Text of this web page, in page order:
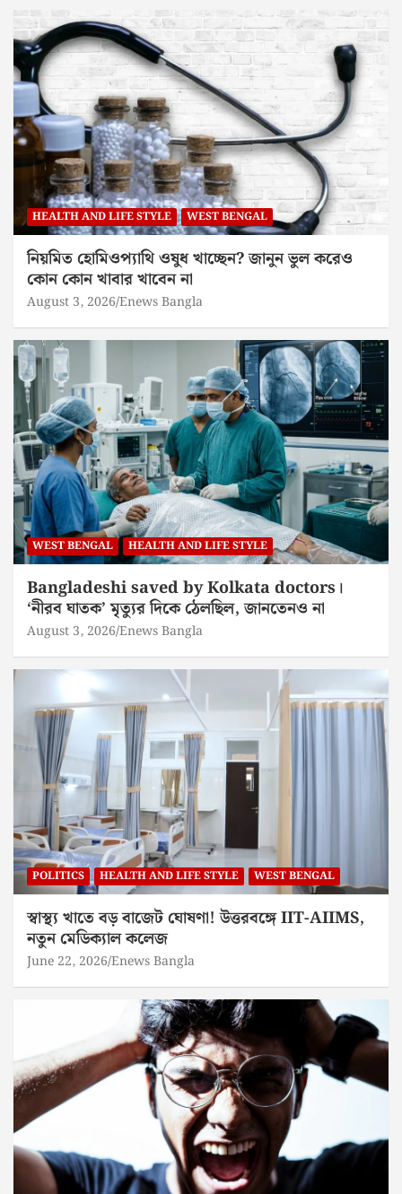
HEALTH AND LIFE STYLE WEST BENGAL
নিয়মিত হোমিওপ্যাথি ওষুধ খাচ্ছেন? জানুন ভুল করেও
কোন কোন খাবার খাবেন না
August 3, 2026 Enews Bangla
WEST BENGAL HEALTH AND LIFE STYLE
Bangladeshi saved by Kolkata doctors।
‘নীরব ঘাতক’ মৃত্যুর দিকে ঠেলছিল, জানতেনও না
August 3, 2026 Enews Bangla
POLITICS HEALTH AND LIFE STYLE WEST BENGAL
স্বাস্থ্য খাতে বড় বাজেট ঘোষণা! উত্তরবঙ্গে IIT-AIIMS,
নতুন মেডিক্যাল কলেজ
June 22, 2026 Enews Bangla